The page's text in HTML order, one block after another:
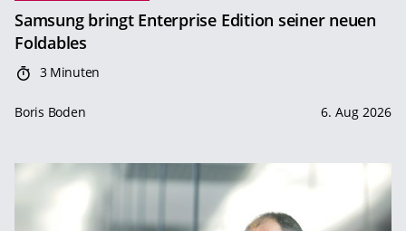
Samsung bringt Enterprise Edition seiner neuen
Foldables
3 Minuten
Boris Boden 6. Aug 2026